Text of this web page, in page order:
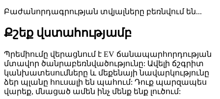
Բաժանորդագրության տվյալները բեռնվում են...
Քշեք վստահությամբ
Պրեմիումը վերացնում է EV ճանապարհորդության
մտավոր ծանրաբեռնվածությունը: Ավելի ճշգրիտ
կանխատեսումները և մեքենայի նավարկությունը
ձեր պլանը հուսալի են պահում: Դուք պարզապես
վարեք, մնացած ամեն ինչ մենք ենք լուծում: